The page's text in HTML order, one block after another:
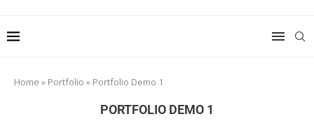
Home » Portfolio » Portfolio Demo 1
PORTFOLIO DEMO 1